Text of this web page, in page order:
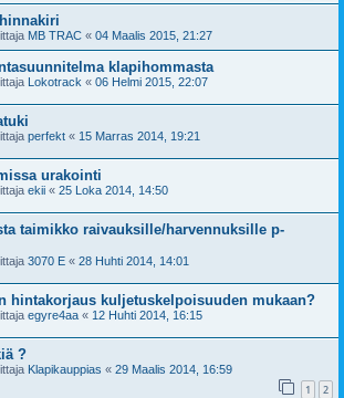
MB TRAC « 04 Maalis 2015, 21:27
klapihommasta
Lokotrack « 06 Helmi 2015, 22:07
perfekt « 15 Marras 2014, 19:21
urakointi
ekii « 25 Loka 2014, 14:50
taimikko raivauksille/harvennuksille p-
3070 E « 28 Huhti 2014, 14:01
hintakorjaus kuljetuskelpoisuuden mukaan?
egyre4aa « 12 Huhti 2014, 16:15
?
Klapikauppias « 29 Maalis 2014, 16:59
1 2